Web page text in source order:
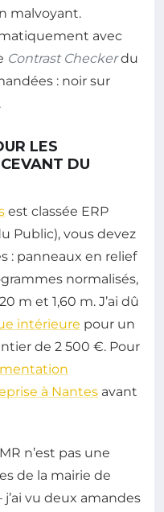
malvoyant.
avec
Contrast Checkerdu
: noir sur
LES
DU
est classée ERP
Public), vous devez
: panneaux en relief
normalisés,
m et 1,60 m. J’ai dû
intérieure pour un
de 2 500 €. Pour
à Nantes avant
n’est pas une
de la mairie de
vu deux amandes